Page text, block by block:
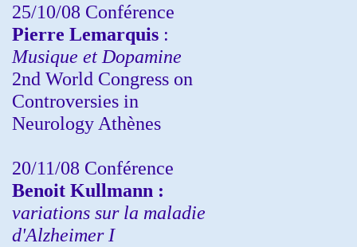
25/10/08 Conférence
Pierre Lemarquis :
Musique et Dopamine
2nd World Congress on
Controversies in
Neurology Athènes
20/11/08 Conférence
Benoit Kullmann :
variations sur la maladie
d'Alzheimer I